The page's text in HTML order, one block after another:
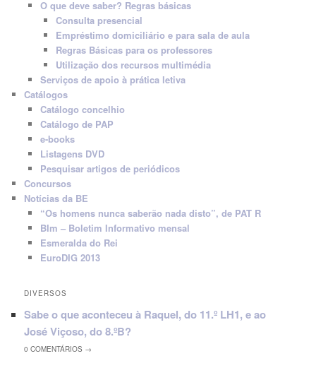
O que deve saber? Regras básicas
Consulta presencial
Empréstimo domiciliário e para sala de aula
Regras Básicas para os professores
Utilização dos recursos multimédia
Serviços de apoio à prática letiva
Catálogos
Catálogo concelhio
Catálogo de PAP
e-books
Listagens DVD
Pesquisar artigos de periódicos
Concursos
Notícias da BE
“Os homens nunca saberão nada disto”, de PAT R
BIm – Boletim Informativo mensal
Esmeralda do Rei
EuroDIG 2013
DIVERSOS
Sabe o que aconteceu à Raquel, do 11.º LH1, e ao
José Viçoso, do 8.ºB?
0COMENTÁRIOS →